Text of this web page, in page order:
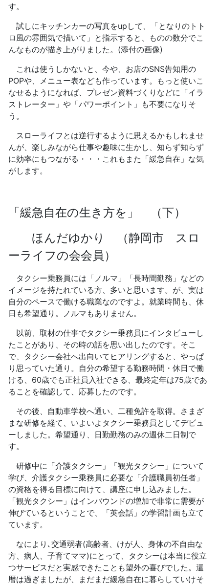
す。
試しにキッチンカーの写真をupして、「となりのトト
ロ風の雰囲気で描いて」と指示すると、ものの数分でこ
んなものが描き上がりました。(添付の画像)
これは使うしかないと、今や、お店のSNS告知用の
POPや、メニュー表なども作っています。もっと使いこ
なせるようになれば、プレゼン資料づくりなどに「イラ
ストレーター」や「パワーポイント」も不要になりそ
う。
スローライフとは逆行するように思えるかもしれませ
んが、楽しみながら仕事や趣味に生かし、知らず知らず
に効率にもつながる・・・これもまた「緩急自在」な気
がします。
「緩急自在の生き方を」 （下）
ほんだゆかり （静岡市 スロ
ーライフの会会員）
タクシー乗務員には「ノルマ」「長時間勤務」などの
イメージを持たれている方、多いと思います。が、実は
自分のペースで働ける職業なのですよ。就業時間も、休
日も希望通り。ノルマもありません。
以前、取材の仕事でタクシー乗務員にインタビューし
たことがあり、その時の話を思い出したのです。そこ
で、タクシー会社へ出向いてヒアリングすると、やっぱ
り思っていた通り。自分の希望する勤務時間・休日で働
ける、60歳でも正社員入社できる、最終定年は75歳であ
ることを確認して、応募したのです。
その後、自動車学校へ通い、二種免許を取得。さまざ
まな研修を経て、いよいよタクシー乗務員としてデビュ
ーしました。希望通り、日勤勤務のみの週休二日制で
す。
研修中に「介護タクシー」「観光タクシー」について
学び、介護タクシー乗務員に必要な「介護職員初任者」
の資格を得る目標に向けて、講座に申し込みました。
「観光タクシー」はインバウンドの増加で非常に需要が
伸びているということで、「英会話」の学習計画も立て
ています。
なにより､交通弱者(高齢者、けが人、身体の不自由な
方、病人、子育てママ)にとって、タクシーは本当に役立
つサービスだと実感できたことも望外の喜びでした。還
暦は過ぎましたが、まだまだ緩急自在に暮らしていけそ